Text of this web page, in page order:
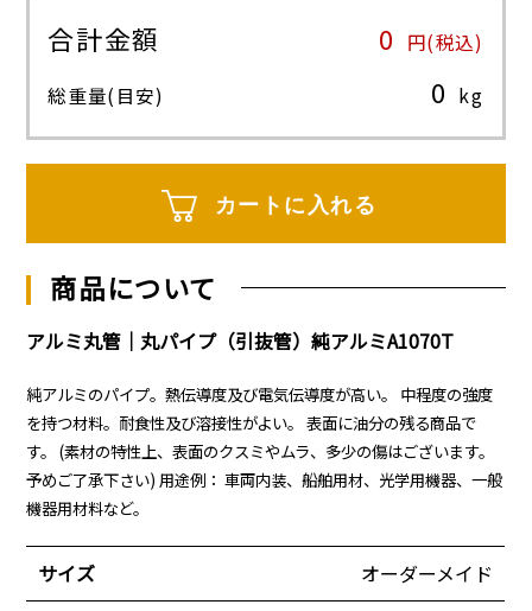
合計金額 0 円(税込)
総重量(目安) 0 kg
カートに入れる
商品について
アルミ丸管｜丸パイプ（引抜管）純アルミA1070T
純アルミのパイプ。熱伝導度及び電気伝導度が高い。 中程度の強度
を持つ材料。耐食性及び溶接性がよい。 表面に油分の残る商品で
す。 (素材の特性上、表面のクスミやムラ、多少の傷はございます。
予めご了承下さい) 用途例： 車両内装、船舶用材、光学用機器、一般
機器用材料など。
サイズ
オーダーメイド